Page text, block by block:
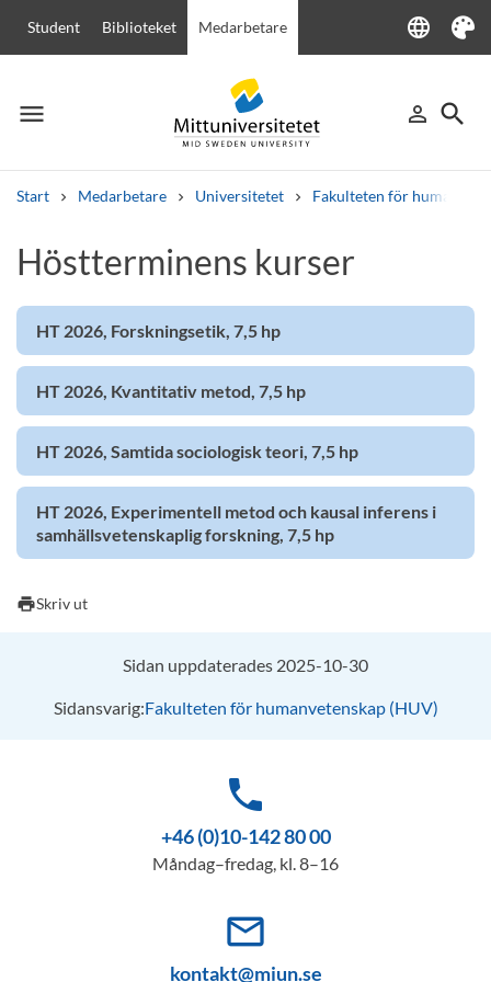
Student Biblioteket Medarbetare language
Language
Tema
menu
Meny person_outline
Logga in
search
Sök
Start Medarbetare Universitetet Fakulteten för
Andra söktjänster
Kurser och programKursplanerVälkomstbrevPersonal
Lediga jobb
Höstterminens kurser
HT 2026, Forskningsetik, 7,5 hp
HT 2026, Kvantitativ metod, 7,5 hp
HT 2026, Samtida sociologisk teori, 7,5 hp
HT 2026, Experimentell metod och kausal inferens i
samhällsvetenskaplig forskning, 7,5 hp
printSkriv ut
Sidan uppdaterades 2025-10-30
Sidansvarig:Fakulteten för humanvetenskap (HUV)
phone
+46 (0)10-142 80 00
Måndag–fredag, kl. 8–16
mail_outline
kontakt@miun.se